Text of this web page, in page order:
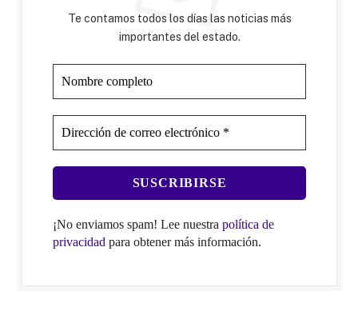
Te contamos todos los días las noticias más
importantes del estado.
¡No enviamos spam! Lee nuestra política de
privacidad para obtener más información.